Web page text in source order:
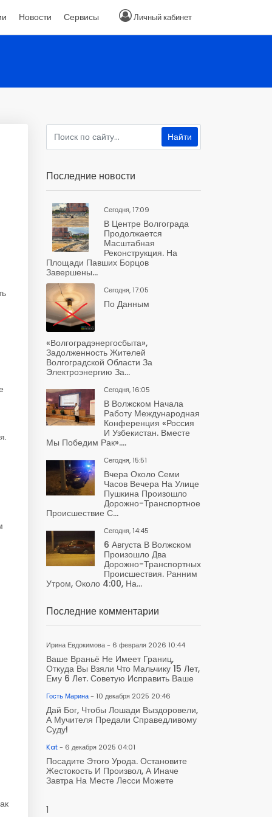
Последние новости
Сегодня, 17:09
В Центре Волгограда
Продолжается
Масштабная
Реконструкция. На
Площади Павших Борцов
Завершены...
Сегодня, 17:05
По Данным
«Волгоградэнергосбыта»,
Задолженность Жителей
Волгоградской Области За
Электроэнергию За...
Сегодня, 16:05
В Волжском Начала
Работу Международная
Конференция «Россия
И Узбекистан. Вместе
Мы Победим Рак»....
Сегодня, 15:51
Вчера Около Семи
Часов Вечера На Улице
Пушкина Произошло
Дорожно-Транспортное
Происшествие С...
Сегодня, 14:45
6 Августа В Волжском
Произошло Два
Дорожно-Транспортных
Происшествия. Ранним
Утром, Около 4:00, На...
Последние комментарии
Ирина Евдокимова - 6 февраля 2026 10:44
Ваше Враньё Не Имеет Границ,
Откуда Вы Взяли Что Мальчику 15 Лет,
Ему 6 Лет. Советую Исправить Ваше
Гость Марина- 10 декабря 2025 20:46
Дай Бог, Чтобы Лошади Выздоровели,
А Мучителя Предали Справедливому
Суду!
Kat- 6 декабря 2025 04:01
Посадите Этого Урода. Остановите
Жестокость И Произвол, А Иначе
Завтра На Месте Лесси Можете
1
Личный кабинет
Новости Сервисы